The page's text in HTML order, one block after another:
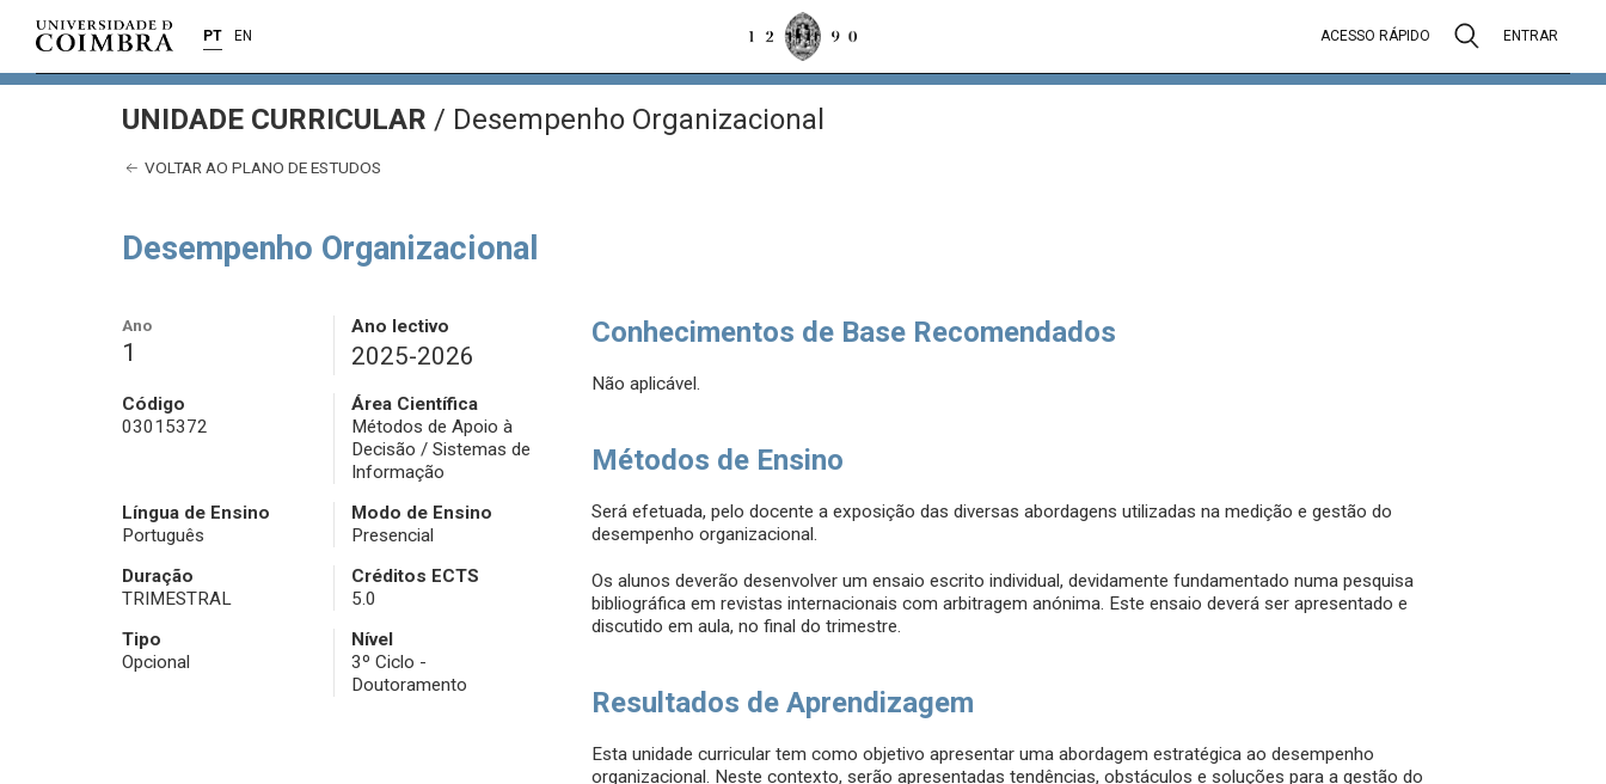
PT EN ACESSO RÁPIDO ENTRAR
UNIDADE CURRICULAR / Desempenho Organizacional
VOLTAR AO PLANO DE ESTUDOS
Desempenho Organizacional
Ano
1
Ano lectivo
2025-2026
Código
03015372
Área Científica
Métodos de Apoio à
Decisão / Sistemas de
Informação
Língua de Ensino
Português
Modo de Ensino
Presencial
Duração
TRIMESTRAL
Créditos ECTS
5.0
Tipo
Opcional
Nível
3º Ciclo -
Doutoramento
Conhecimentos de Base Recomendados
Não aplicável.
Métodos de Ensino
Será efetuada, pelo docente a exposição das diversas abordagens utilizadas na medição e gestão do
desempenho organizacional.
Os alunos deverão desenvolver um ensaio escrito individual, devidamente fundamentado numa pesquisa
bibliográfica em revistas internacionais com arbitragem anónima. Este ensaio deverá ser apresentado e
discutido em aula, no final do trimestre.
Resultados de Aprendizagem
Esta unidade curricular tem como objetivo apresentar uma abordagem estratégica ao desempenho
organizacional. Neste contexto, serão apresentadas tendências, obstáculos e soluções para a gestão do